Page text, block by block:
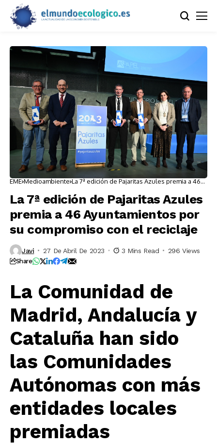
EME Medioambiente La 7ª edición de Pajaritas Azules premia a 46
reciclaje
La 7ª edición de Pajaritas Azules
premia a 46 Ayuntamientos por
su compromiso con el reciclaje
Javi 27 De Abril De 2023 3 Mins Read 296 Views
Share
La Comunidad de
Madrid, Andalucía y
Cataluña han sido
las Comunidades
Autónomas con más
entidades locales
premiadas